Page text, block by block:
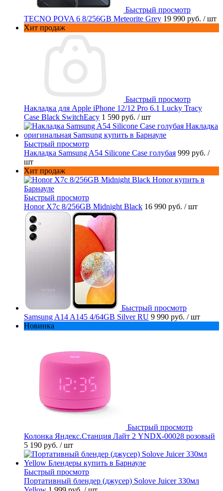
Быстрый просмотр
TECNO POVA 6 8/256GB Meteorite Grey 19 990 руб. / шт
Хит продаж
Быстрый просмотр
Накладка для Apple iPhone 12/12 Pro 6.1 Lucky Tracy
Case Black SwitchEacy 1 590 руб. / шт
Быстрый просмотр
Накладка Samsung A54 Silicone Case голубая 999 руб. /
шт
Хит продаж
Быстрый просмотр
Honor X7c 8/256GB Midnight Black 16 990 руб. / шт
Быстрый просмотр
Samsung A14 A145 4/64GB Silver RU 9 990 руб. / шт
Новинка
Быстрый просмотр
Колонка Яндекс.Станция Лайт 2 YNDX-00028 розовый
5 190 руб. / шт
Быстрый просмотр
Портативный блендер (джусер) Solove Juicer 330мл